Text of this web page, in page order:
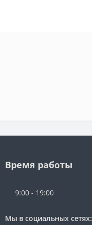
Время работы
9:00 - 19:00
Мы в социальных сетях: